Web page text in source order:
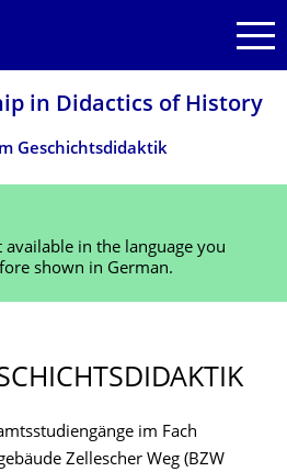
in Didactics of History
Geschichtsdidaktik
available in the language you
shown in German.
im Fach
Zellescher Weg (BZW